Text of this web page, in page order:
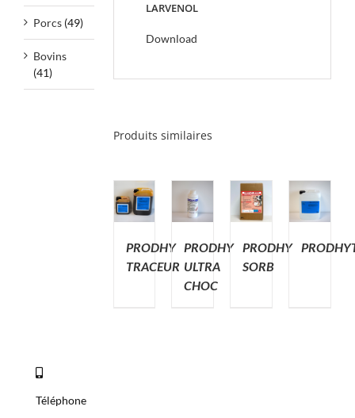
LARVENOL
Download
Produits similaires
PRODHY
TRACEUR
PRODHY
ULTRA
CHOC
PRODHY
SORB
Porcs (49)
Bovins
(41)
Téléphone